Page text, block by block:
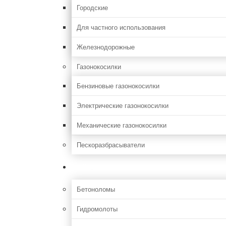
Городские
Для частного использования
Железнодорожные
Газонокосилки
Бензиновые газонокосилки
Электрические газонокосилки
Механические газонокосилки
Пескоразбрасыватели
Бетоноломы
Гидромолоты